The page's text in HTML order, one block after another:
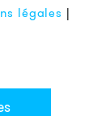
légales |